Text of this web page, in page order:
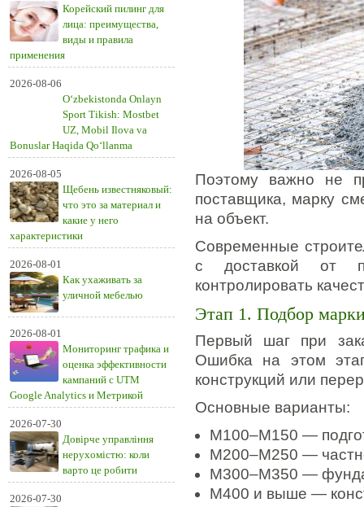
Корейский пилинг для
лица: преимущества,
виды и правила
применения
2026-08-06
O‘zbekistonda Onlayn
Sport Tikish: Mostbet
UZ, Mobil Ilova va
Bonuslar Haqida Qo‘llanma
2026-08-05
Щебень известняковый:
что это за материал и
какие у него
характеристики
2026-08-01
Как ухаживать за
уличной мебелью
2026-08-01
Мониторинг трафика и
оценка эффективности
кампаний с UTM
Google Analytics и Метрикой
2026-07-30
Довірче управління
нерухомістю: коли
варто це робити
2026-07-30
Поэтому важно не
поставщика, марку
на объект.
Современные
с доставкой от
контролировать
Этап 1. Подбор
Первый шаг при
Ошибка на этом
конструкций или
Основные варианты:
М100–М150 —
М200–М250 —
М300–М350 —
М400 и выше —